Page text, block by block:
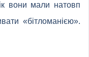
вони мали натовп
«бітломанією».